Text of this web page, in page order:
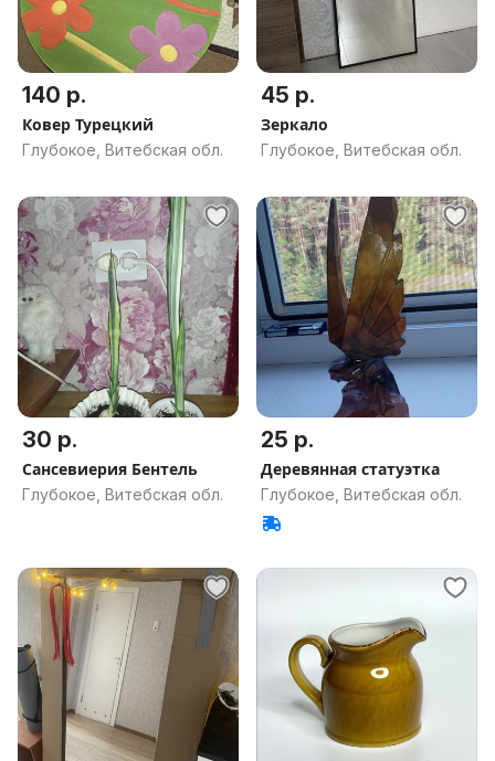
140 р.
Ковер Турецкий
Глубокое, Витебская обл.
45 р.
Зеркало
Глубокое, Витебская обл.
30 р.
Сансевиерия Бентель
Глубокое, Витебская обл.
25 р.
Деревянная статуэтка
Глубокое, Витебская обл.